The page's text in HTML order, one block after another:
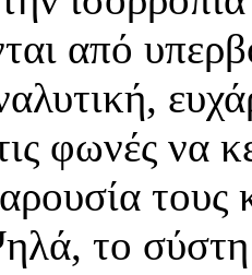
από
φωνές να
τους
το